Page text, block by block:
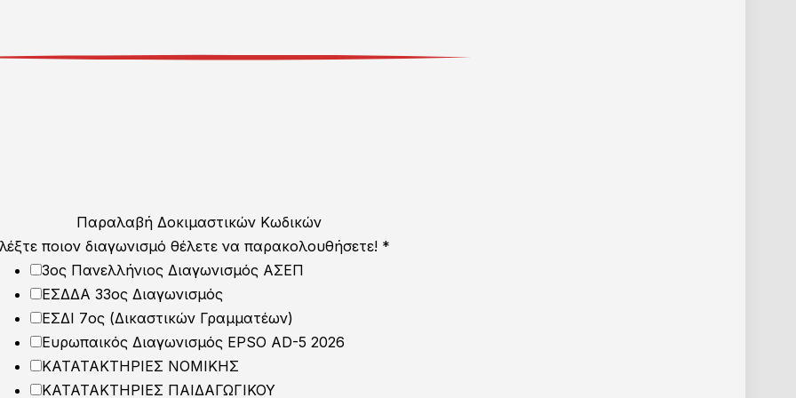
Παραλαβή Δοκιμαστικών Κωδικών
ποιον διαγωνισμό θέλετε να παρακολουθήσετε! *
3ος Πανελλήνιος Διαγωνισμός ΑΣΕΠ
ΕΣΔΔΑ 33ος Διαγωνισμός
ΕΣΔΙ 7ος (Δικαστικών Γραμματέων)
Ευρωπαικός Διαγωνισμός EPSO AD-5 2026
ΚΑΤΑΤΑΚΤΗΡΙΕΣ ΝΟΜΙΚΗΣ
ΚΑΤΑΤΑΚΤΗΡΙΕΣ ΠΑΙΔΑΓΩΓΙΚΟΥ